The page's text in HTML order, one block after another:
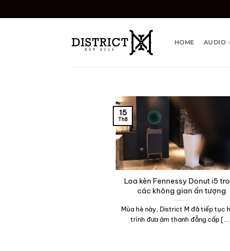
qua
HOME AUDIO
Loa kèn Fennessy Donut i5
các không gian ấn tượng
Mùa hè này, District M đã tiếp tục
trình đưa âm thanh đẳng cấp
15
Th8